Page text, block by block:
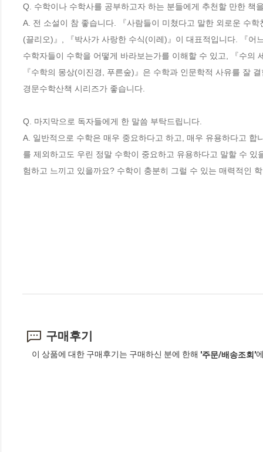
Q. 수학이나 수학사를 공부하고자 하는 분들에게 추천할 만한 책
A. 전 소설이 참 좋습니다. 『사람들이 미쳤다고 말한 외로운 수
(끌리오)』, 『박사가 사랑한 수식(이레)』이 대표적입니다. 『
수학자들이 수학을 어떻게 바라보는가를 이해할 수 있고, 『수
『수학의 몽상(이진경, 푸른숲)』은 수학과 인문학적 사유를 잘
경문수학산책 시리즈가 좋습니다.
Q. 마지막으로 독자들에게 한 말씀 부탁드립니다.
A. 일반적으로 수학은 매우 중요하다고 하고, 매우 유용하다고
를 제외하고도 우린 정말 수학이 중요하고 유용하다고 말할 수
험하고 느끼고 있을까요? 수학이 충분히 그럴 수 있는 매력적인
구매후기
이 상품에 대한 구매후기는 구매하신 분에 한해 '주문/배송조회'